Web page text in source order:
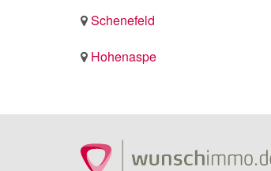
Schenefeld
Hohenaspe